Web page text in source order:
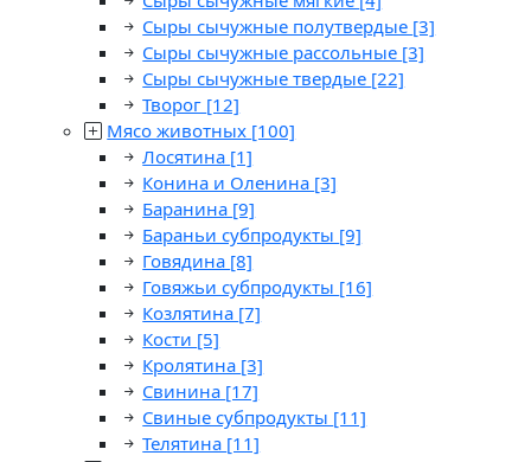
Сыры сычужные полутвердые [3]
Сыры сычужные рассольные [3]
Сыры сычужные твердые [22]
Творог [12]
Мясо животных [100]
Лосятина [1]
Конина и Оленина [3]
Баранина [9]
Бараньи субпродукты [9]
Говядина [8]
Говяжьи субпродукты [16]
Козлятина [7]
Кости [5]
Кролятина [3]
Свинина [17]
Свиные субпродукты [11]
Телятина [11]